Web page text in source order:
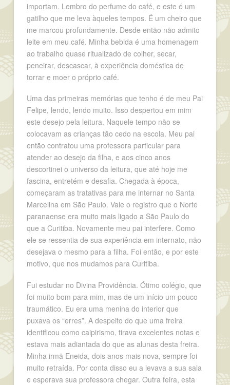
importam. Lembro do perfume do café, e este é um
gatilho que me leva àqueles tempos. É um cheiro que
me marcou profundamente. Desde então não admito
leite em meu café. Minha bebida é uma homenagem
ao trabalho quase ritualizado de colher, secar,
peneirar, descascar, à experiência doméstica de
torrar e moer o próprio café.
Uma das primeiras memórias que tenho é de meu Pai
Felipe, lendo, lendo muito. Isso despertou em mim
este desejo pela leitura. Naquele tempo não se
colocavam as crianças tão cedo na escola. Meu pai
então contratou uma professora particular para
atender ao desejo da filha, e aos cinco anos
descortinei o universo da leitura, que até hoje me
fascina, entretém e desafia. Chegada à época,
começaram as tratativas para me internar no Santa
Marcelina em São Paulo. Vale o registro que o Norte
paranaense era muito mais ligado a São Paulo do
que a Curitiba. Novamente meu pai interfere. Como
ele se ressentia de sua experiência em internato, não
desejava o mesmo para a filha. Foi então, e por este
motivo, que nos mudamos para Curitiba.
Fui estudar no Divina Providência. Ótimo colégio, que
foi muito bom para mim, mas de um início um pouco
traumático. Eu era uma menina do interior que
puxava os “erres”. A despeito do que uma freira
identificou como caipirismo, tirava excelentes notas e
estava mais adiantada do que as alunas desta freira.
Minha irmã Eneida, dois anos mais nova, sempre foi
muito retraída. Por conta disso eu a levava a sua sala
e esperava sua professora chegar. Outra feira, esta